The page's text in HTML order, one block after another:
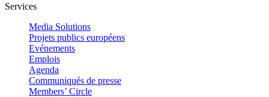
Services
Media Solutions
Projets publics européens
Evénements
Emplois
Agenda
Communiqués de presse
Members’ Circle